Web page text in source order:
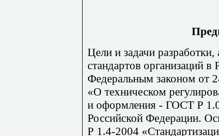
Цели и задачи разработки,
стандартов организаций
Федеральным законом от
«О техническом
и оформления - ГОСТ Р
Российской Федерации.
Р 1.4-2004